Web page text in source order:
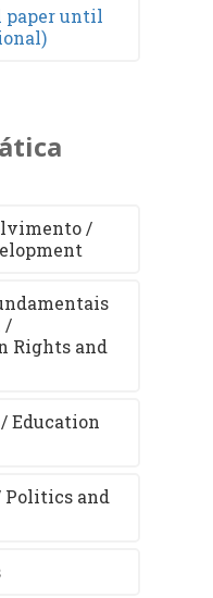
paper until
/
/
Rights and
Education
Politics and